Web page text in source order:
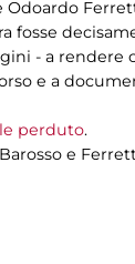
Ferretti
fosse
- a rendere
e a
perduto.
e